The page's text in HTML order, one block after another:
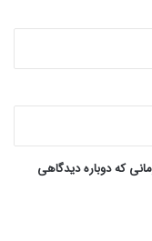
که دوباره دیدگاهی